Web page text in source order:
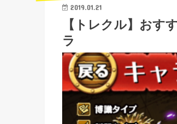
2019.01.21
【トレクル】おす
ラ